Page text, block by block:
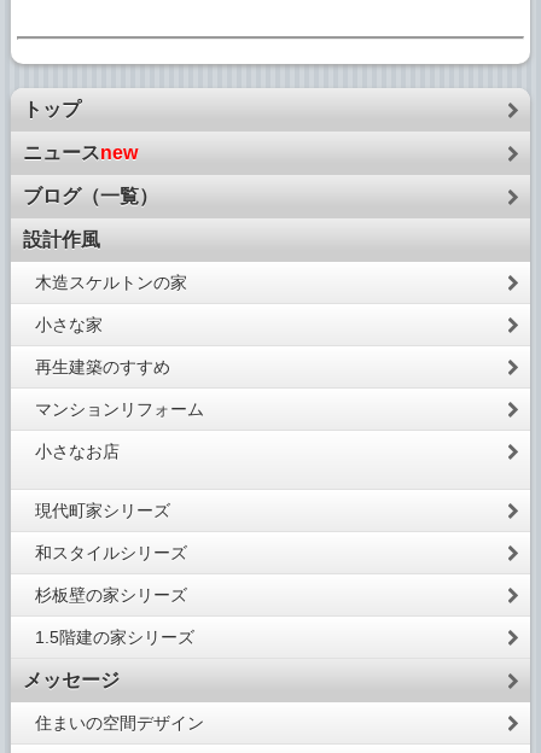
トップ
ニュースnew
ブログ（一覧）
設計作風
木造スケルトンの家
小さな家
再生建築のすすめ
マンションリフォーム
小さなお店
現代町家シリーズ
和スタイルシリーズ
杉板壁の家シリーズ
1.5階建の家シリーズ
メッセージ
住まいの空間デザイン